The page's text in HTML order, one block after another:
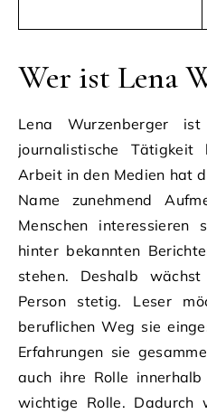
Wer ist Lena
Lena Wurzenberger
journalistische Tätigkeit
Arbeit in den Medien hat
Name zunehmend
Menschen interessieren
hinter bekannten
stehen. Deshalb
Person stetig. Leser
beruflichen Weg sie
Erfahrungen sie
auch ihre Rolle
wichtige Rolle. Dadurch